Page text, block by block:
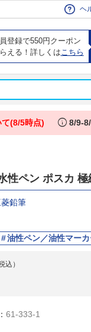
ヘ
登録で550円クーポン
える！詳しくは こちら
(8/5時点) info 8/9-
性ペン ポスカ 極
菱鉛筆
油性ペン／油性マー
込）
61-333-1